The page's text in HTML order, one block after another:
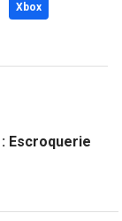
Xbox
Escroquerie